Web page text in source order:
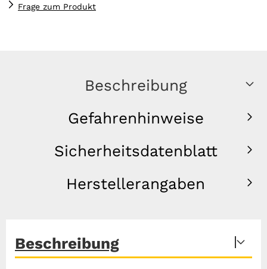
Frage zum Produkt
Beschreibung
Gefahrenhinweise
Sicherheitsdatenblatt
Herstellerangaben
Beschreibung